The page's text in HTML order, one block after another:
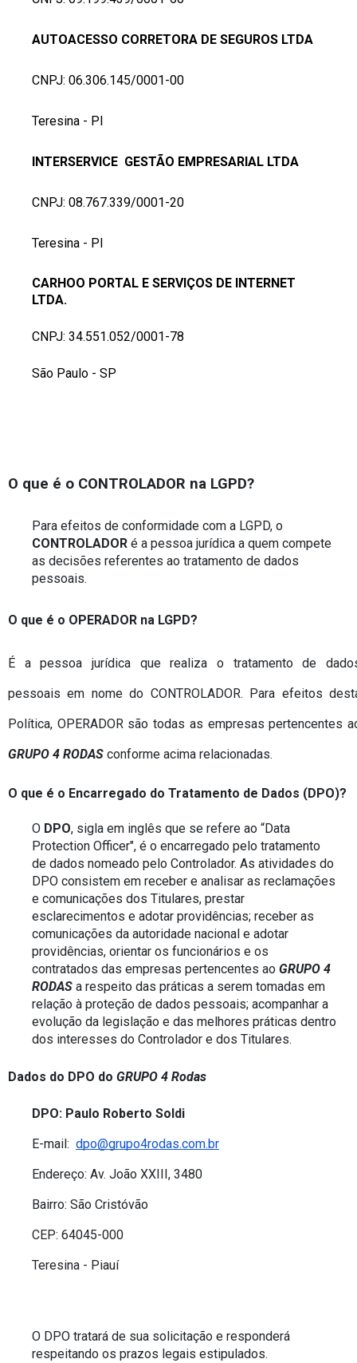
AUTOACESSO CORRETORA DE SEGUROS LTDA
CNPJ: 06.306.145/0001-00
Teresina - PI
INTERSERVICE  GESTÃO EMPRESARIAL LTDA
CNPJ: 08.767.339/0001-20
Teresina - PI
CARHOO PORTAL E SERVIÇOS DE INTERNET
LTDA.
CNPJ: 34.551.052/0001-78
São Paulo - SP
O que é o CONTROLADOR na LGPD?
CONTROLADOR é a pessoa jurídica a quem compete
as decisões referentes ao tratamento de dados
pessoais.
O que é o OPERADOR na LGPD?
É a pessoa jurídica que realiza o tratamento de
pessoais em nome do CONTROLADOR. Para efeitos
GRUPO 4 RODAS conforme acima relacionadas.
O que é o Encarregado do Tratamento de Dados (DPO)?
O DPO, sigla em inglês que se refere ao “Data
Protection Officer", é o encarregado pelo tratamento
de dados nomeado pelo Controlador. As atividades do
DPO consistem em receber e analisar as reclamações
e comunicações dos Titulares, prestar
esclarecimentos e adotar providências; receber as
comunicações da autoridade nacional e adotar
providências, orientar os funcionários e os
contratados das empresas pertencentes ao GRUPO 4
RODAS a respeito das práticas a serem tomadas em
relação à proteção de dados pessoais; acompanhar a
evolução da legislação e das melhores práticas dentro
dos interesses do Controlador e dos Titulares.
Dados do DPO do GRUPO 4 Rodas
DPO: Paulo Roberto Soldi
E-mail: dpo@grupo4rodas.com.br
Endereço: Av. João XXIII, 3480
Bairro: São Cristóvão
CEP: 64045-000
Teresina - Piauí
O DPO tratará de sua solicitação e responderá
respeitando os prazos legais estipulados.